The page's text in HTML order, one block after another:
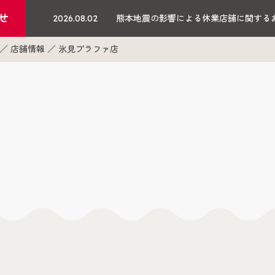
2026.08.02 熊本地震の影響による休業店舗に関する
店舗情報 氷見プラファ店